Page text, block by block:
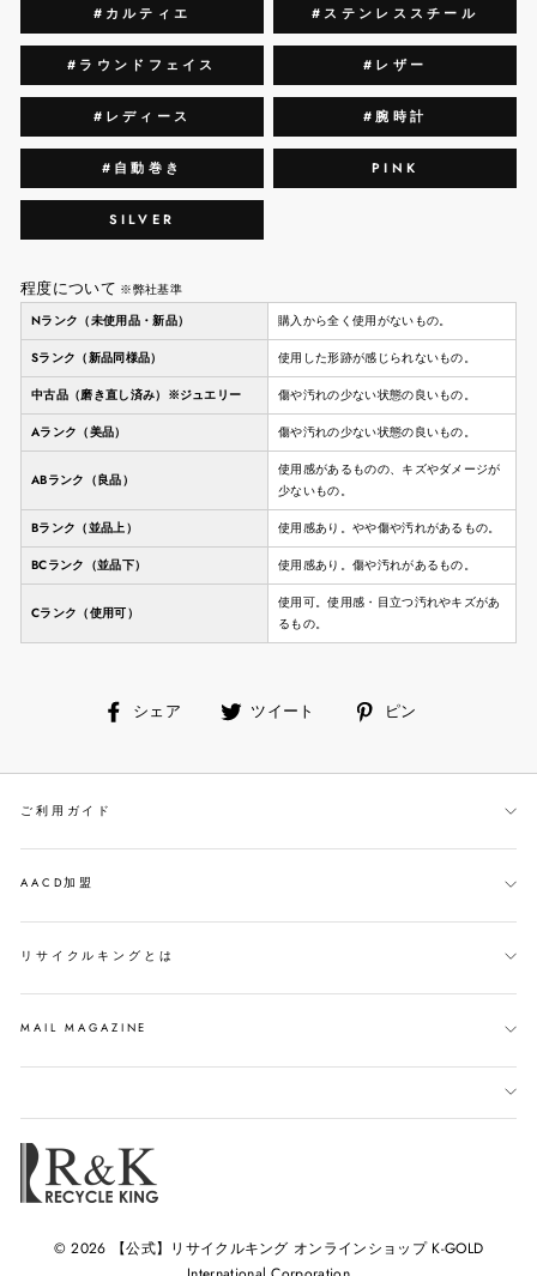
#カルティエ #ステンレススチール
#ラウンドフェイス #レザー
#レディース #腕時計
#自動巻き PINK
SILVER
程度について ※弊社基準
Nランク（未使用品・新品）
購入から全く使用がないもの。
Sランク（新品同様品） 使用した形跡が感じられないもの。
中古品（磨き直し済み）※ジュエリー 傷や汚れの少ない状態の良いもの。
Aランク（美品） 傷や汚れの少ない状態の良いもの。
ABランク（良品）
使用感があるものの、キズやダメージが
少ないもの。
Bランク（並品上） 使用感あり。やや傷や汚れがあるもの。
BCランク（並品下） 使用感あり。傷や汚れがあるもの。
Cランク（使用可）
使用可。使用感・目立つ汚れやキズがあ
るもの。
シェア
facebookツイート ピン
ご利用ガイド
AACD加盟
リサイクルキングとは
MAIL MAGAZINE
© 2026 【公式】リサイクルキング オンラインショップ K-GOLD